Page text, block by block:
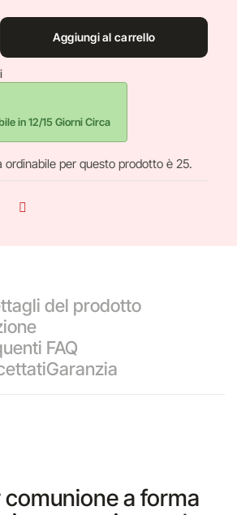
Aggiungi al carrello
in 12/15 Giorni Circa
ordinabile per questo prodotto è 25.
del prodotto
FAQ
Garanzia
a forma